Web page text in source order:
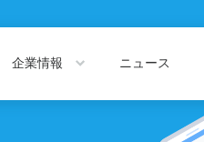
企業情報 ニュース